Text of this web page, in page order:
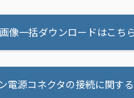
画像一括ダウンロードはこちら
電源コネクタの接続に関す